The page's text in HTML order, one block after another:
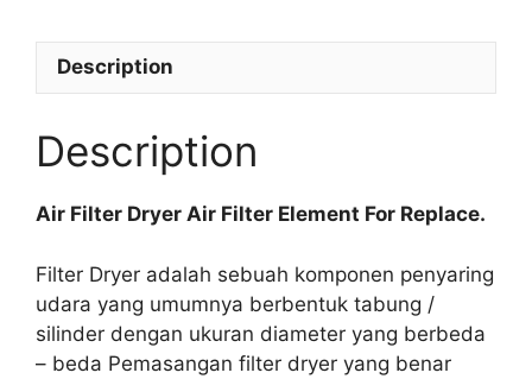
Description
Description
Air Filter Dryer Air Filter Element For Replace.
Filter Dryer adalah sebuah komponen penyaring
udara yang umumnya berbentuk tabung /
silinder dengan ukuran diameter yang berbeda
– beda Pemasangan filter dryer yang benar